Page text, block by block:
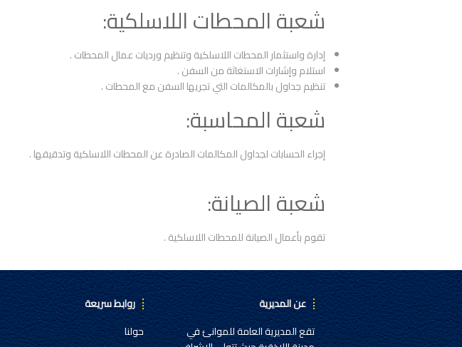
شعبة المحطات اللاسلكية:
إدارة واستثمار المحطات اللاسلكية وتنظيم ورديات عمال المحطات .
استلام وإشارات الاستغاثة من السفن .
تنظيم جداول بالمكالمات التي تجريها السفن مع المحطات .
شعبة المحاسبة:
إجراء الحسابات لجداول المكالمات الصادرة عن المحطات اللاسلكية وتدقيقها .
شعبة الصيانة:
تقوم بأعمال الصيانة للمحطات اللاسلكية .
عن المديرية
تقع المديرية العامة للموانئ في
روابط سريعة
حولنا